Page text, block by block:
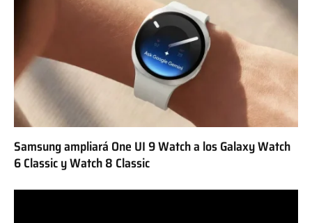
Samsung ampliará One UI 9 Watch a los Galaxy Watch
6 Classic y Watch 8 Classic